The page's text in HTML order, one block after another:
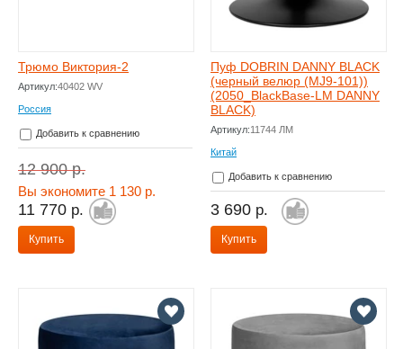
Трюмо Виктория-2
Артикул:40402 WV
Россия
Добавить к сравнению
12 900р.
Вы экономите 1 130 р.
11 770 р.
Купить
Пуф DOBRIN DANNY BLACK
(черный велюр (MJ9-101))
(2050_BlackBase-LM DANNY
BLACK)
Артикул:11744 ЛМ
Китай
Добавить к сравнению
3 690 р.
Купить